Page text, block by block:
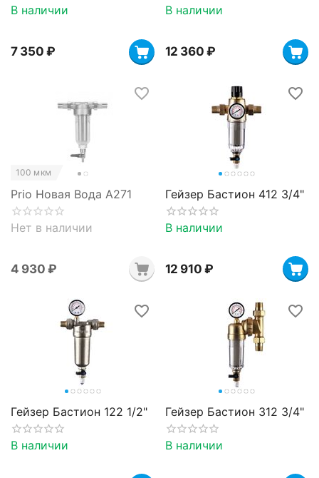
В наличии
7 350 ₽
В наличии
12 360 ₽
100 мкм
Prio Новая Вода A271
Нет в наличии
4 930 ₽
Гейзер Бастион 412 3/4"
В наличии
12 910 ₽
Гейзер Бастион 122 1/2"
В наличии
Гейзер Бастион 312 3/4"
В наличии